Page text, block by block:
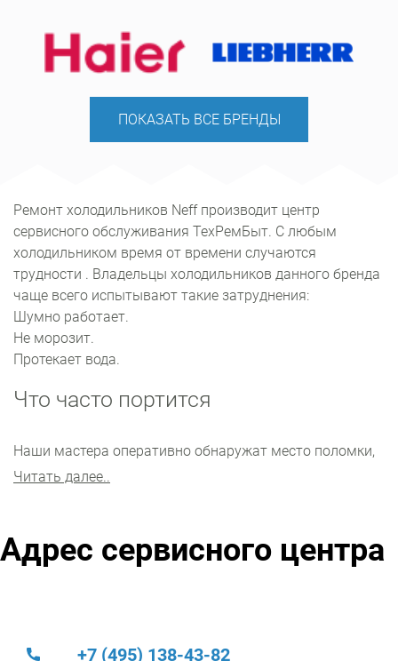
ПОКАЗАТЬ ВСЕ БРЕНДЫ
Ремонт холодильников Neff производит центр
сервисного обслуживания ТехРемБыт. С любым
холодильником время от времени случаются
трудности . Владельцы холодильников данного бренда
чаще всего испытывают такие затруднения:
Шумно работает.
Не морозит.
Протекает вода.
Что часто портится
Наши мастера оперативно обнаружат место поломки,
и предложат максимально эффективное решение
восстанавливать мотор-компрессор и электронный
модуль .
регламенту производителя специальными
Читать далее..
Адрес сервисного центра
+7 (495) 138-43-82